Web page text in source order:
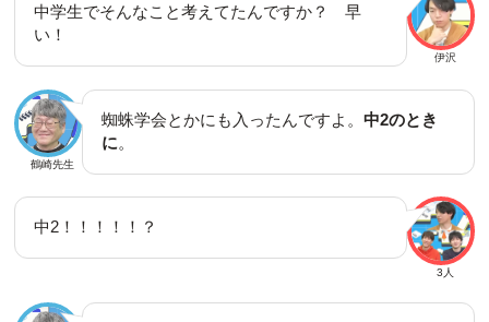
伊沢
中学生でそんなこと考えてたんですか？ 早
い！
鶴崎先生
蜘蛛学会とかにも入ったんですよ。中2のとき
に。
3人
中2！！！！！？